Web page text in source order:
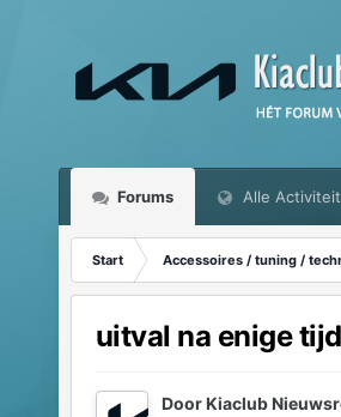
Forums Alle Activiteit
Start Accessoires / tuning /
uitval na enige
DoorKiaclub